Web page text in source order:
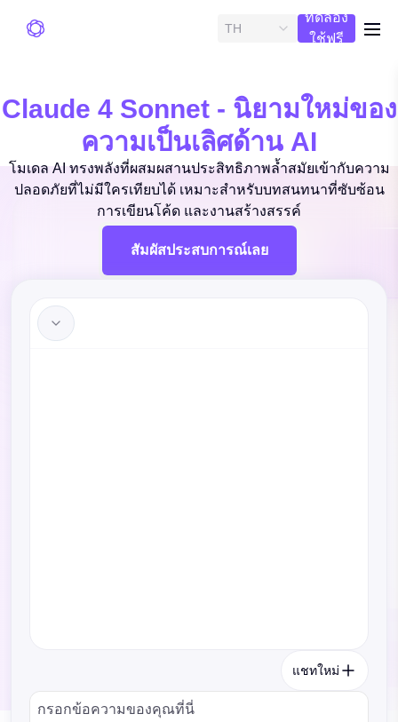
TH
ทดลอง
ใช้ฟรี
Claude 4 Sonnet - นิยามใหม่ของ
ความเป็นเลิศด้าน AI
โมเดล AI ทรงพลังที่ผสมผสานประสิทธิภาพล้ำสมัยเข้ากับความ
ปลอดภัยที่ไม่มีใครเทียบได้ เหมาะสำหรับบทสนทนาที่ซับซ้อน
การเขียนโค้ด และงานสร้างสรรค์
สัมผัสประสบการณ์เลย
แชทใหม่